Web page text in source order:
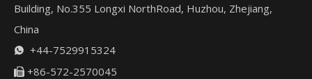
Building, No.355 Longxi NorthRoad, Huzhou, Zhejiang,
China
 +44-7529915324
 +86-572-2570045